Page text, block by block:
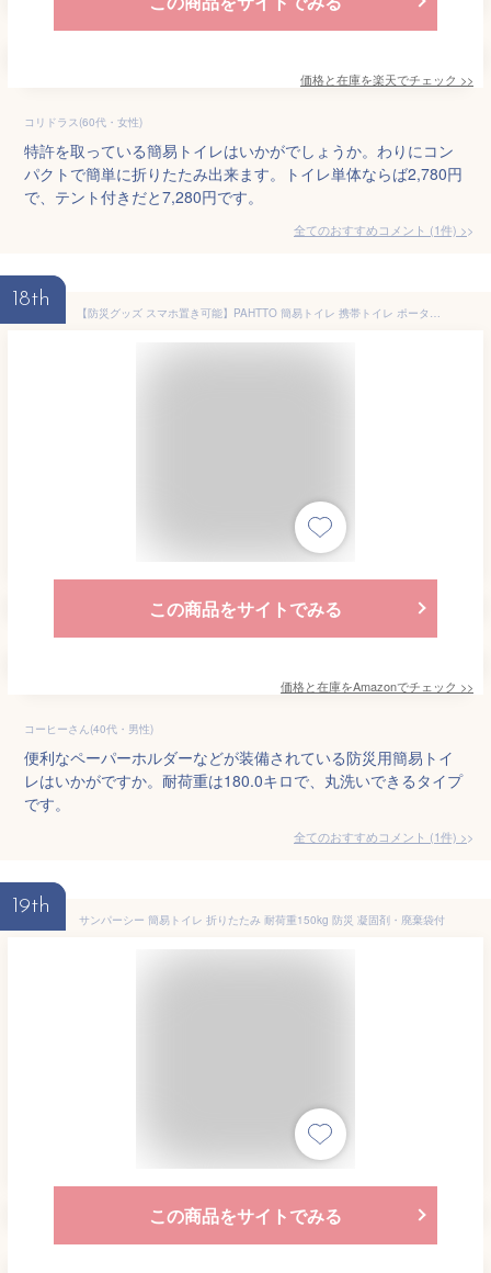
価格と在庫を楽天でチェック >>
コリドラス(60代・女性)
特許を取っている簡易トイレはいかがでしょうか。わりにコン
パクトで簡単に折りたたみ出来ます。トイレ単体ならば2,780円
で、テント付きだと7,280円です。
全てのおすすめコメント (1件) >
18th
【防災グッズ スマホ置き可能】PAHTTO 簡易トイレ 携帯トイレ ポータブルトイレ 非常用トイレ 折りたたみ式 ペーパーホルダー付き 耐荷重180㎏ 携帯トイレ 災害用 軽量 水洗い可 キャンプ 車 トイレ アウトドア用 車載用 防災グッズ 処理袋12枚 収納袋付
この商品をサイトでみる
価格と在庫をAmazonでチェック >>
コーヒーさん(40代・男性)
便利なペーパーホルダーなどが装備されている防災用簡易トイ
レはいかがですか。耐荷重は180.0キロで、丸洗いできるタイプ
です。
全てのおすすめコメント (1件) >
19th
サンパーシー 簡易トイレ 折りたたみ 耐荷重150kg 防災 凝固剤・廃棄袋付
この商品をサイトでみる